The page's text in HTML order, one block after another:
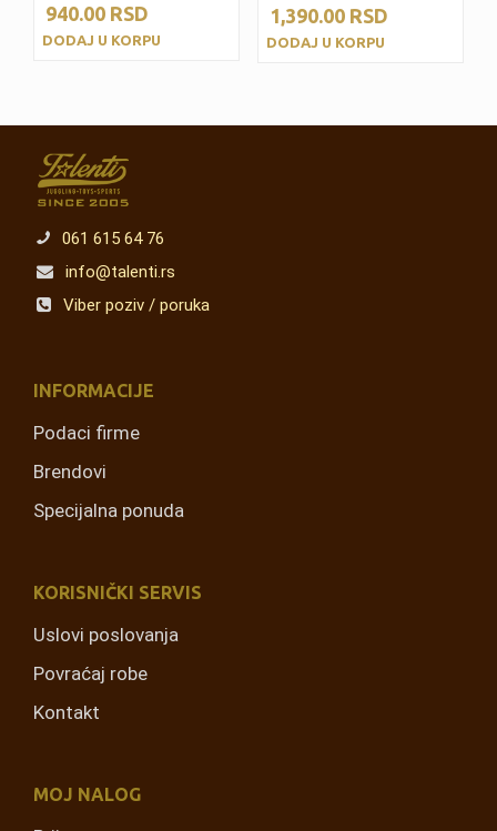
940.00 RSD
DODAJ U KORPU
1,390.00RSD
DODAJ U KORPU
061 615 64 76
info@talenti.rs
Viber poziv / poruka
INFORMACIJE
Podaci firme
Brendovi
Specijalna ponuda
KORISNIČKI SERVIS
Uslovi poslovanja
Povraćaj robe
Kontakt
MOJ NALOG